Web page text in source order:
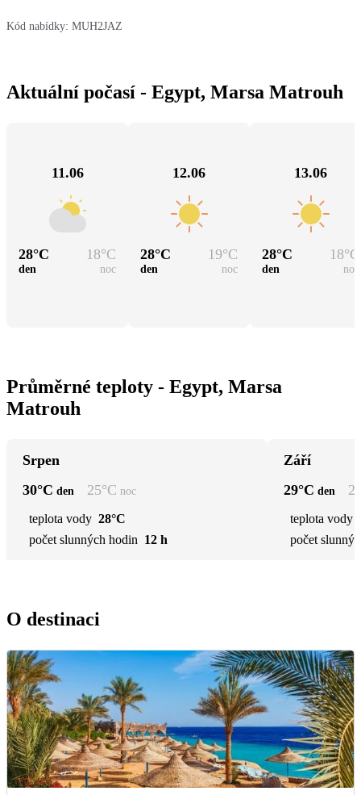
Kód nabídky: MUH2JAZ
Aktuální počasí - Egypt, Marsa Matrouh
11.06
28°C 18°C
den noc
12.06
28°C 19°C
den noc
13.06
28°C 18°C
den noc
Průměrné teploty - Egypt, Marsa
Matrouh
Srpen
30°C den 25°C noc
teplota vody 28°C
počet slunných hodin 12 h
Září
29°C den
teplota vody
počet
O destinaci